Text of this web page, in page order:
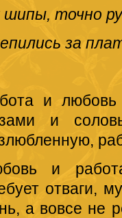
шипы, точно
за
и любовь
и
и
отваги,
а вовсе не